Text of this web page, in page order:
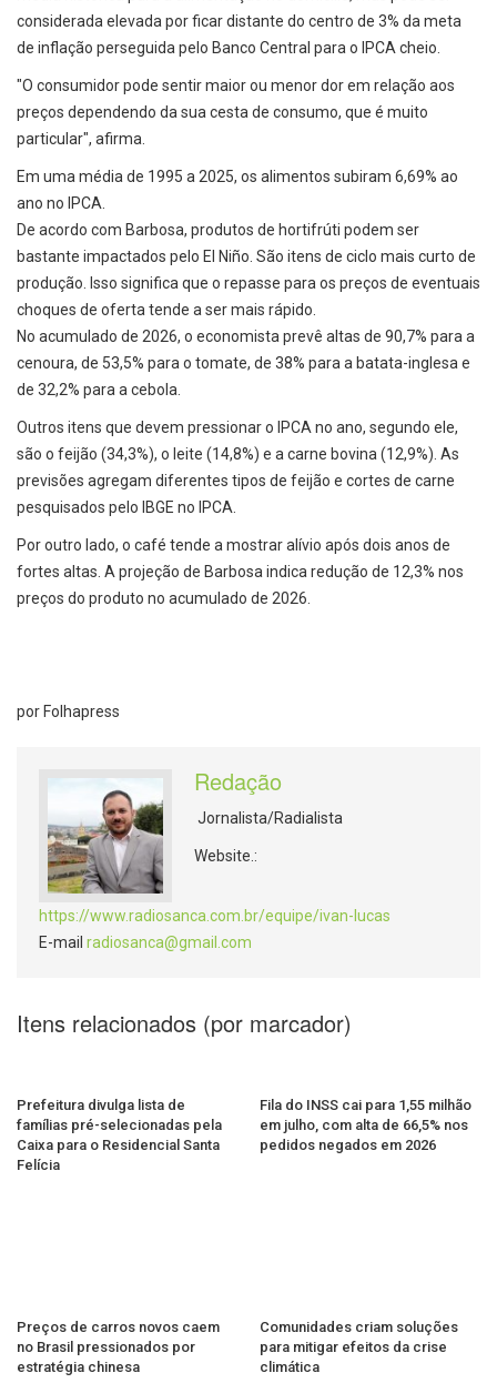
considerada elevada por ficar distante do centro de 3% da meta
de inflação perseguida pelo Banco Central para o IPCA cheio.
"O consumidor pode sentir maior ou menor dor em relação aos
preços dependendo da sua cesta de consumo, que é muito
particular", afirma.
Em uma média de 1995 a 2025, os alimentos subiram 6,69% ao
ano no IPCA.
De acordo com Barbosa, produtos de hortifrúti podem ser
bastante impactados pelo El Niño. São itens de ciclo mais curto de
produção. Isso significa que o repasse para os preços de eventuais
choques de oferta tende a ser mais rápido.
No acumulado de 2026, o economista prevê altas de 90,7% para a
cenoura, de 53,5% para o tomate, de 38% para a batata-inglesa e
de 32,2% para a cebola.
Outros itens que devem pressionar o IPCA no ano, segundo ele,
são o feijão (34,3%), o leite (14,8%) e a carne bovina (12,9%). As
previsões agregam diferentes tipos de feijão e cortes de carne
pesquisados pelo IBGE no IPCA.
Por outro lado, o café tende a mostrar alívio após dois anos de
fortes altas. A projeção de Barbosa indica redução de 12,3% nos
preços do produto no acumulado de 2026.
por Folhapress
Redação
Jornalista/Radialista
Website.:
https://www.radiosanca.com.br/equipe/ivan-lucas
E-mail radiosanca@gmail.com
Itens relacionados (por marcador)
Prefeitura divulga lista de
famílias pré-selecionadas pela
Caixa para o Residencial Santa
Felícia
Fila do INSS cai para 1,55 milhão
em julho, com alta de 66,5% nos
pedidos negados em 2026
Preços de carros novos caem
no Brasil pressionados por
estratégia chinesa
Comunidades criam soluções
para mitigar efeitos da crise
climática